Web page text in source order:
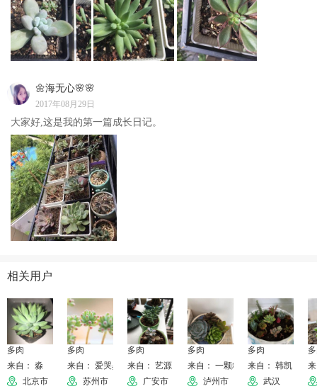
🌼海无心🌸🌸
2017年08月29日
大家好,这是我的第一篇成长日记。
相关用户
多肉
来自： 淼
北京市
多肉
来自： 爱哭鼻子的猫
苏州市
多肉
来自： 艺源
广安市
多肉
来自： 一颗糖
泸州市
多肉
来自： 韩凯
武汉